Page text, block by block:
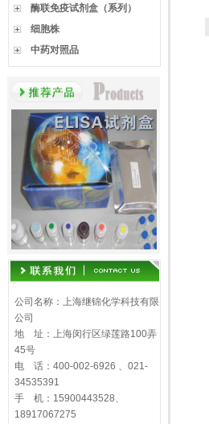
酶联免疫试剂盒（系列）
细胞株
中药对照品
公司名称：上海继锦化学科技有限
公司
地 址：上海闵行区绿莲路100弄
45号
电 话：400-002-6926 、021-
34535391
手 机：15900443528、
18917067275